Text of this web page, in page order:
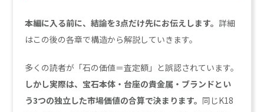
本編に入る前に、結論を3点だけ先にお伝えします。 詳細
はこの後の各章で構造から解説していきます。
多くの読者が「石の価値＝査定額」と誤認されています。
しかし実際は、宝石本体・台座の貴金属・ブランドとい
う3つの独立した市場価値の合算で決まります。 同じK18